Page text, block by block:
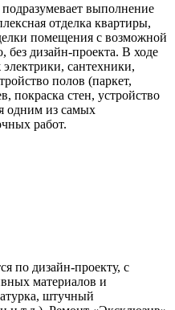
выполнение
отделка квартиры,
помещения с возможной
без дизайн-проекта. В ходе
сантехники,
полов (паркет,
покраска стен, устройство
одним из самых
работ.
по дизайн-проекту, с
материалов и
штучный